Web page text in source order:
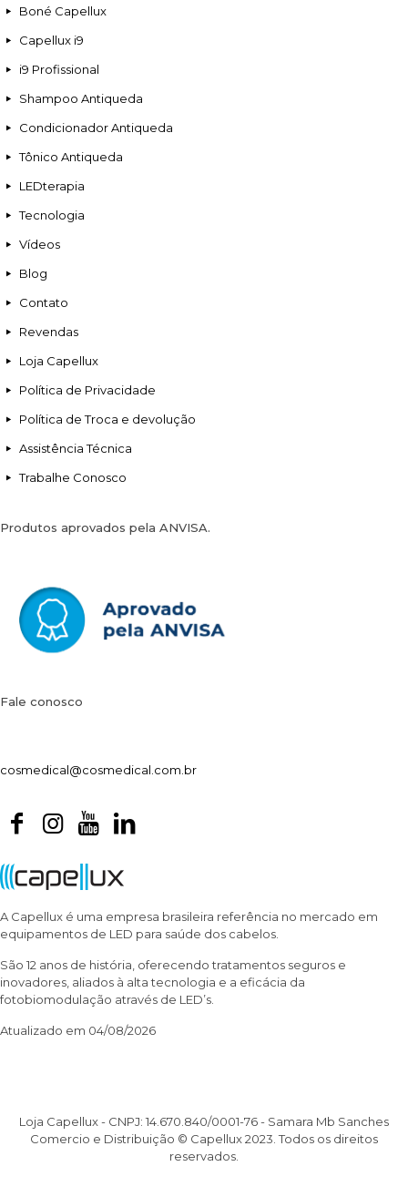
Boné Capellux
Capellux i9
i9 Profissional
Shampoo Antiqueda
Condicionador Antiqueda
Tônico Antiqueda
LEDterapia
Tecnologia
Vídeos
Blog
Contato
Revendas
Loja Capellux
Política de Privacidade
Política de Troca e devolução
Assistência Técnica
Trabalhe Conosco
Produtos aprovados pela ANVISA.
Fale conosco
cosmedical@cosmedical.com.br
A Capellux é uma empresa brasileira referência no mercado em
equipamentos de LED para saúde dos cabelos.
São 12 anos de história, oferecendo tratamentos seguros e
inovadores, aliados à alta tecnologia e a eficácia da
fotobiomodulação através de LED’s.
Atualizado em 04/08/2026
Loja Capellux - CNPJ: 14.670.840/0001-76 - Samara Mb Sanches
Comercio e Distribuição © Capellux 2023. Todos os direitos
reservados.